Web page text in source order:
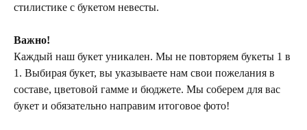
стилистике с букетом невесты.
Важно!
Каждый наш букет уникален. Мы не повторяем букеты 1 в
1. Выбирая букет, вы указываете нам свои пожелания в
составе, цветовой гамме и бюджете. Мы соберем для вас
букет и обязательно направим итоговое фото!